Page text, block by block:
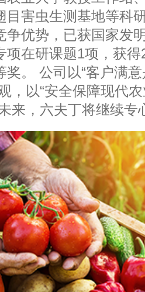
目害虫生测基地等科
争优势，已获国家发
项在研课题1项，获
奖。 公司以“客户满
，以“安全保障现代
来，六夫丁将继续专